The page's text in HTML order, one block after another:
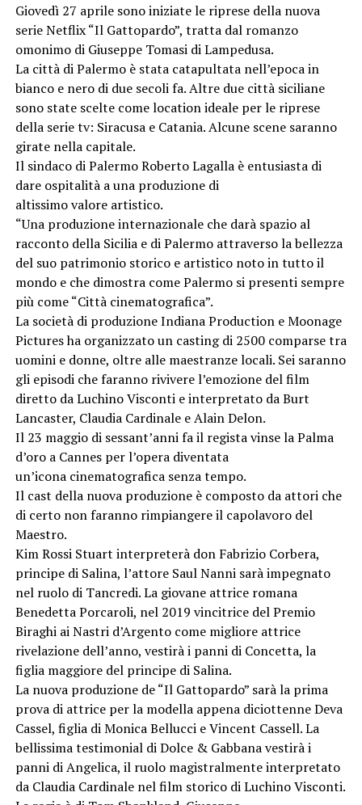
Giovedì 27 aprile sono iniziate le riprese della nuova
serie Netflix “Il Gattopardo”, tratta dal romanzo
omonimo di Giuseppe Tomasi di Lampedusa.
La città di Palermo è stata catapultata nell’epoca in
bianco e nero di due secoli fa. Altre due città siciliane
sono state scelte come location ideale per le riprese
della serie tv: Siracusa e Catania. Alcune scene saranno
girate nella capitale.
Il sindaco di Palermo Roberto Lagalla è entusiasta di
dare ospitalità a una produzione di
altissimo valore artistico.
“Una produzione internazionale che darà spazio al
racconto della Sicilia e di Palermo attraverso la bellezza
del suo patrimonio storico e artistico noto in tutto il
mondo e che dimostra come Palermo si presenti sempre
più come “Città cinematografica”.
La società di produzione Indiana Production e Moonage
Pictures ha organizzato un casting di 2500 comparse tra
uomini e donne, oltre alle maestranze locali. Sei saranno
gli episodi che faranno rivivere l’emozione del film
diretto da Luchino Visconti e interpretato da Burt
Lancaster, Claudia Cardinale e Alain Delon.
Il 23 maggio di sessant’anni fa il regista vinse la Palma
d’oro a Cannes per l’opera diventata
un’icona cinematografica senza tempo.
Il cast della nuova produzione è composto da attori che
di certo non faranno rimpiangere il capolavoro del
Maestro.
Kim Rossi Stuart interpreterà don Fabrizio Corbera,
principe di Salina, l’attore Saul Nanni sarà impegnato
nel ruolo di Tancredi. La giovane attrice romana
Benedetta Porcaroli, nel 2019 vincitrice del Premio
Biraghi ai Nastri d’Argento come migliore attrice
rivelazione dell’anno, vestirà i panni di Concetta, la
figlia maggiore del principe di Salina.
La nuova produzione de “Il Gattopardo” sarà la prima
prova di attrice per la modella appena diciottenne Deva
Cassel, figlia di Monica Bellucci e Vincent Cassell. La
bellissima testimonial di Dolce & Gabbana vestirà i
panni di Angelica, il ruolo magistralmente interpretato
da Claudia Cardinale nel film storico di Luchino Visconti.